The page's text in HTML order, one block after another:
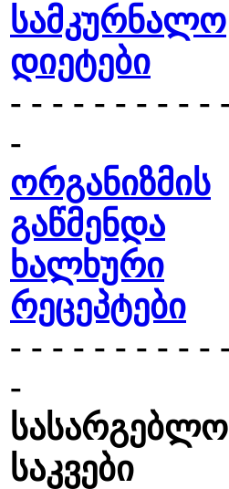
სამკურნალო
დიეტები
- - - - - - - - - -
-
ორგანიზმის
გაწმენდა
ხალხური
რეცეპტები
- - - - - - - - - -
-
სასარგებლო
საკვები